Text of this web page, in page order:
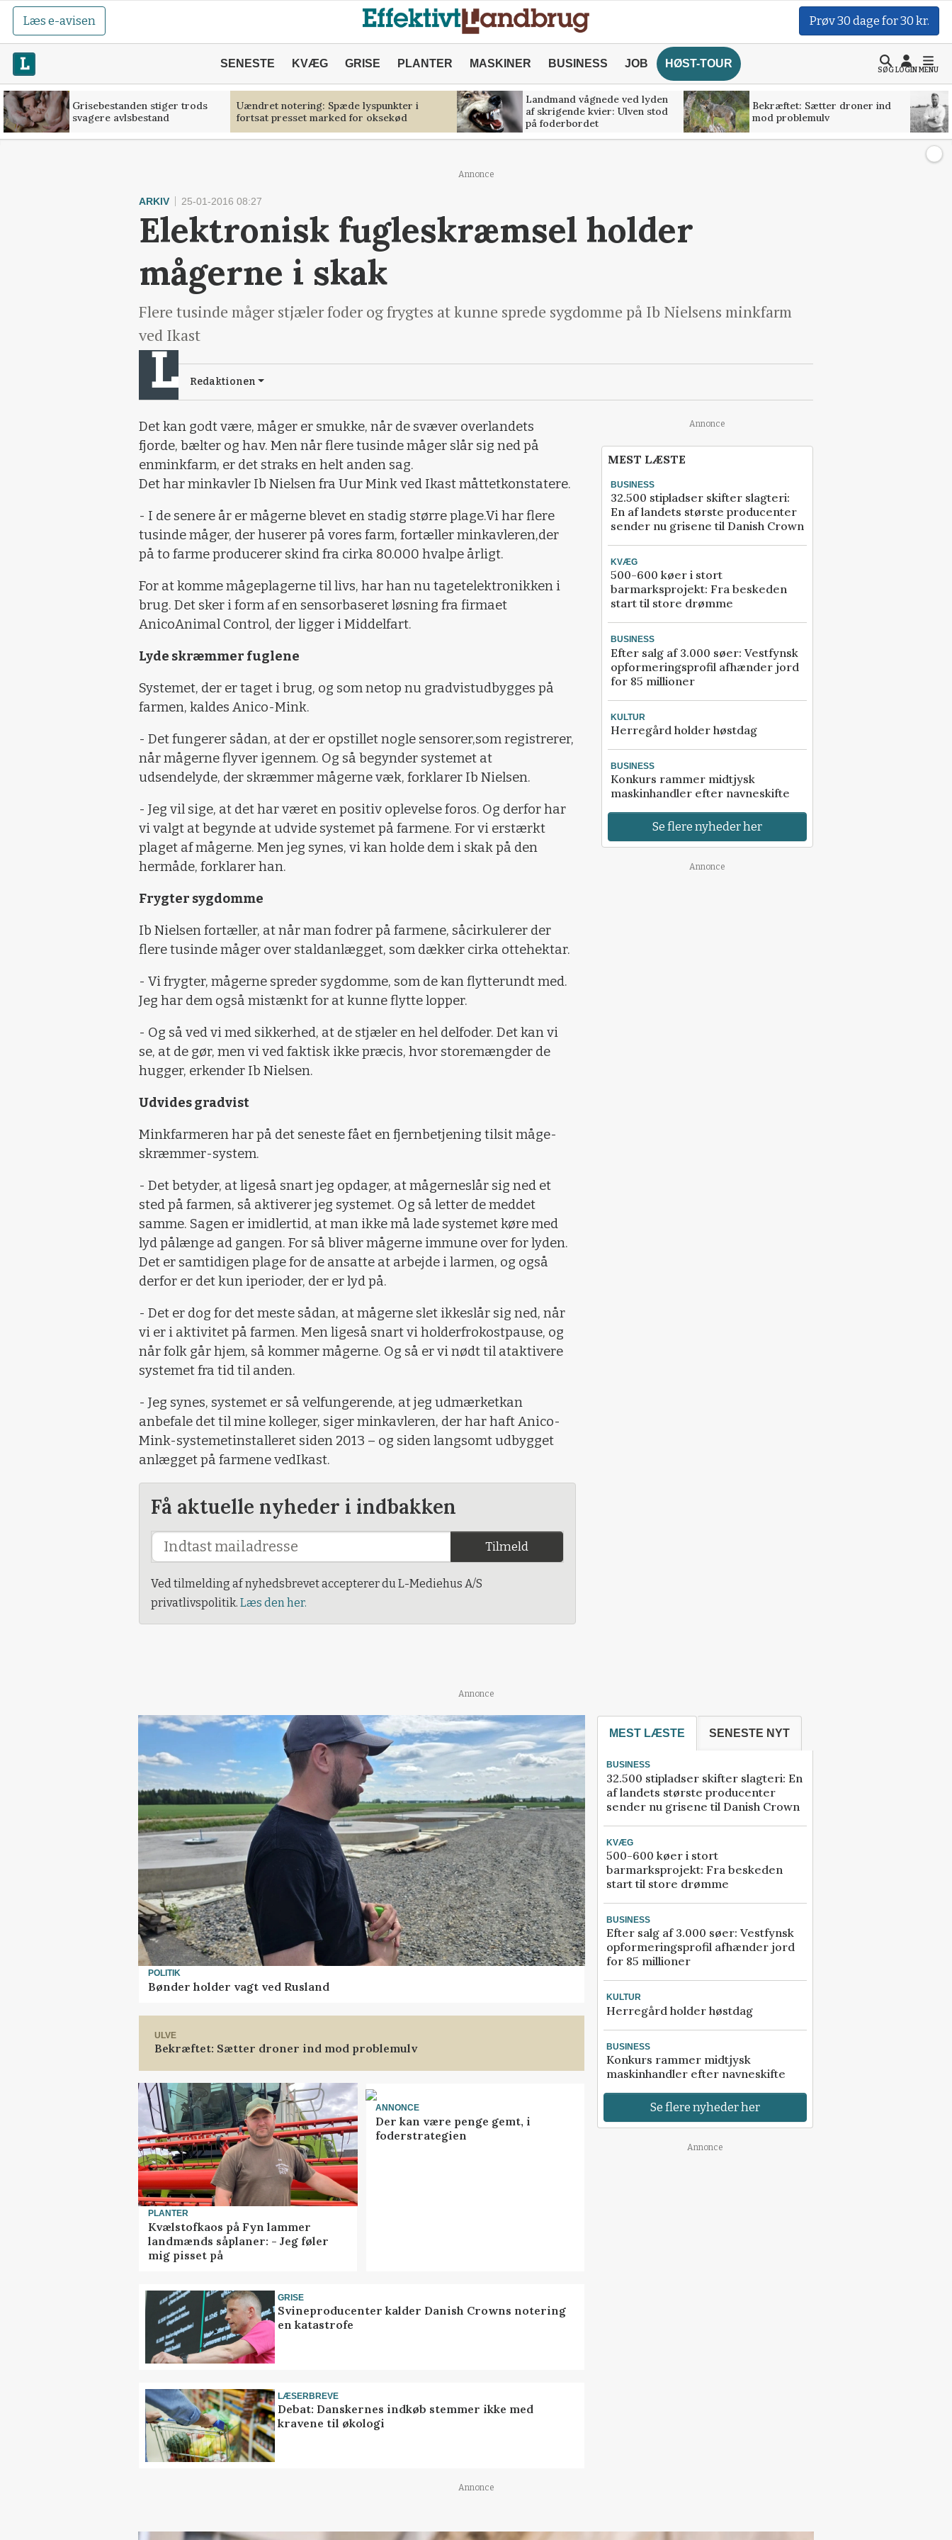
Læs e-avisen Prøv 30 dage for 30 kr.
SENESTE KVÆG GRISE PLANTER MASKINER BUSINESS JOB HØST-TOUR
SØGLOGINMENU
Grisebestanden stiger trods
svagere avlsbestand
Uændret notering: Spæde lyspunkter i
fortsat presset marked for oksekød
Landmand vågnede ved lyden
af skrigende kvier: Ulven stod
på foderbordet
Bekræftet: Sætter droner ind
mod problemulv
Annonce
ARKIV 25-01-2016 08:27
Elektronisk fugleskræmsel holder
mågerne i skak
Flere tusinde måger stjæler foder og frygtes at kunne sprede sygdomme på Ib Nielsens minkfarm
ved Ikast
Redaktionen
Det kan godt være, måger er smukke, når de svæver overlandets
fjorde, bælter og hav. Men når flere tusinde måger slår sig ned på
enminkfarm, er det straks en helt anden sag.
Det har minkavler Ib Nielsen fra Uur Mink ved Ikast måttetkonstatere.
- I de senere år er mågerne blevet en stadig større plage.Vi har flere
tusinde måger, der huserer på vores farm, fortæller minkavleren,der
på to farme producerer skind fra cirka 80.000 hvalpe årligt.
For at komme mågeplagerne til livs, har han nu tagetelektronikken i
brug. Det sker i form af en sensorbaseret løsning fra firmaet
AnicoAnimal Control, der ligger i Middelfart.
Lyde skræmmer fuglene
Systemet, der er taget i brug, og som netop nu gradvistudbygges på
farmen, kaldes Anico-Mink.
- Det fungerer sådan, at der er opstillet nogle sensorer,som registrerer,
når mågerne flyver igennem. Og så begynder systemet at
udsendelyde, der skræmmer mågerne væk, forklarer Ib Nielsen.
- Jeg vil sige, at det har været en positiv oplevelse foros. Og derfor har
vi valgt at begynde at udvide systemet på farmene. For vi erstærkt
plaget af mågerne. Men jeg synes, vi kan holde dem i skak på den
hermåde, forklarer han.
Frygter sygdomme
Ib Nielsen fortæller, at når man fodrer på farmene, såcirkulerer der
flere tusinde måger over staldanlægget, som dækker cirka ottehektar.
- Vi frygter, mågerne spreder sygdomme, som de kan flytterundt med.
Jeg har dem også mistænkt for at kunne flytte lopper.
- Og så ved vi med sikkerhed, at de stjæler en hel delfoder. Det kan vi
se, at de gør, men vi ved faktisk ikke præcis, hvor storemængder de
hugger, erkender Ib Nielsen.
Udvides gradvist
Minkfarmeren har på det seneste fået en fjernbetjening tilsit måge-
skræmmer-system.
- Det betyder, at ligeså snart jeg opdager, at mågerneslår sig ned et
sted på farmen, så aktiverer jeg systemet. Og så letter de meddet
samme. Sagen er imidlertid, at man ikke må lade systemet køre med
lyd pålænge ad gangen. For så bliver mågerne immune over for lyden.
Det er samtidigen plage for de ansatte at arbejde i larmen, og også
derfor er det kun iperioder, der er lyd på.
- Det er dog for det meste sådan, at mågerne slet ikkeslår sig ned, når
vi er i aktivitet på farmen. Men ligeså snart vi holderfrokostpause, og
når folk går hjem, så kommer mågerne. Og så er vi nødt til ataktivere
systemet fra tid til anden.
- Jeg synes, systemet er så velfungerende, at jeg udmærketkan
anbefale det til mine kolleger, siger minkavleren, der har haft Anico-
Mink-systemetinstalleret siden 2013 – og siden langsomt udbygget
anlægget på farmene vedIkast.
Få aktuelle nyheder i indbakken
Tilmeld
Ved tilmelding af nyhedsbrevet accepterer du L-Mediehus A/S
privatlivspolitik. Læs den her.
Annonce
MEST LÆSTE
BUSINESS
32.500 stipladser skifter slagteri:
En af landets største producenter
sender nu grisene til Danish Crown
KVÆG
500-600 køer i stort
barmarksprojekt: Fra beskeden
start til store drømme
BUSINESS
Efter salg af 3.000 søer: Vestfynsk
opformeringsprofil afhænder jord
for 85 millioner
KULTUR
Herregård holder høstdag
BUSINESS
Konkurs rammer midtjysk
maskinhandler efter navneskifte
Se flere nyheder her
Annonce
Annonce
POLITIK
Bønder holder vagt ved Rusland
ULVE
Bekræftet: Sætter droner ind mod problemulv
PLANTER
Kvælstofkaos på Fyn lammer
landmænds såplaner: - Jeg føler
mig pisset på
ANNONCE
Der kan være penge gemt, i
foderstrategien
GRISE
Svineproducenter kalder Danish Crowns notering
en katastrofe
LÆSERBREVE
Debat: Danskernes indkøb stemmer ikke med
kravene til økologi
MEST LÆSTE SENESTE NYT
BUSINESS
32.500 stipladser skifter slagteri: En
af landets største producenter
sender nu grisene til Danish Crown
KVÆG
500-600 køer i stort
barmarksprojekt: Fra beskeden
start til store drømme
BUSINESS
Efter salg af 3.000 søer: Vestfynsk
opformeringsprofil afhænder jord
for 85 millioner
KULTUR
Herregård holder høstdag
BUSINESS
Konkurs rammer midtjysk
maskinhandler efter navneskifte
Se flere nyheder her
Annonce
Annonce